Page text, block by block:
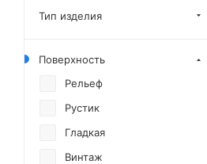
Тип изделия
Поверхность
Рельеф
Рустик
Гладкая
Винтаж